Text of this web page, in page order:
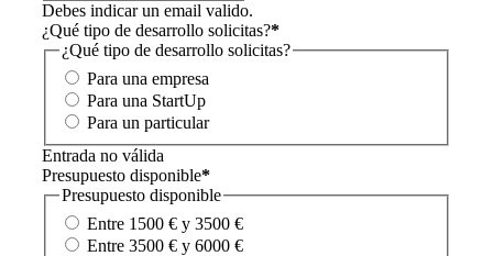
Debes indicar un email valido.
¿Qué tipo de desarrollo solicitas?*
¿Qué tipo de desarrollo solicitas?
Para una empresa
Para una StartUp
Para un particular
Entrada no válida
Presupuesto disponible*
Presupuesto disponible
Entre 1500 € y 3500 €
Entre 3500 € y 6000 €